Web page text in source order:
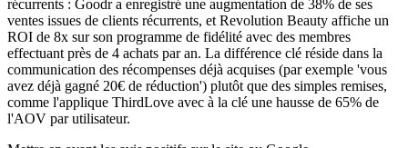
récurrents : Goodr a enregistré une augmentation de 38% de ses
ventes issues de clients récurrents, et Revolution Beauty affiche un
ROI de 8x sur son programme de fidélité avec des membres
effectuant près de 4 achats par an. La différence clé réside dans la
communication des récompenses déjà acquises (par exemple 'vous
avez déjà gagné 20€ de réduction') plutôt que des simples remises,
comme l'applique ThirdLove avec à la clé une hausse de 65% de
l'AOV par utilisateur.